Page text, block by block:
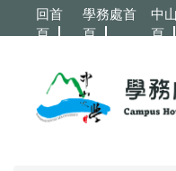
到
回首
頁
學務處首
頁
中
頁